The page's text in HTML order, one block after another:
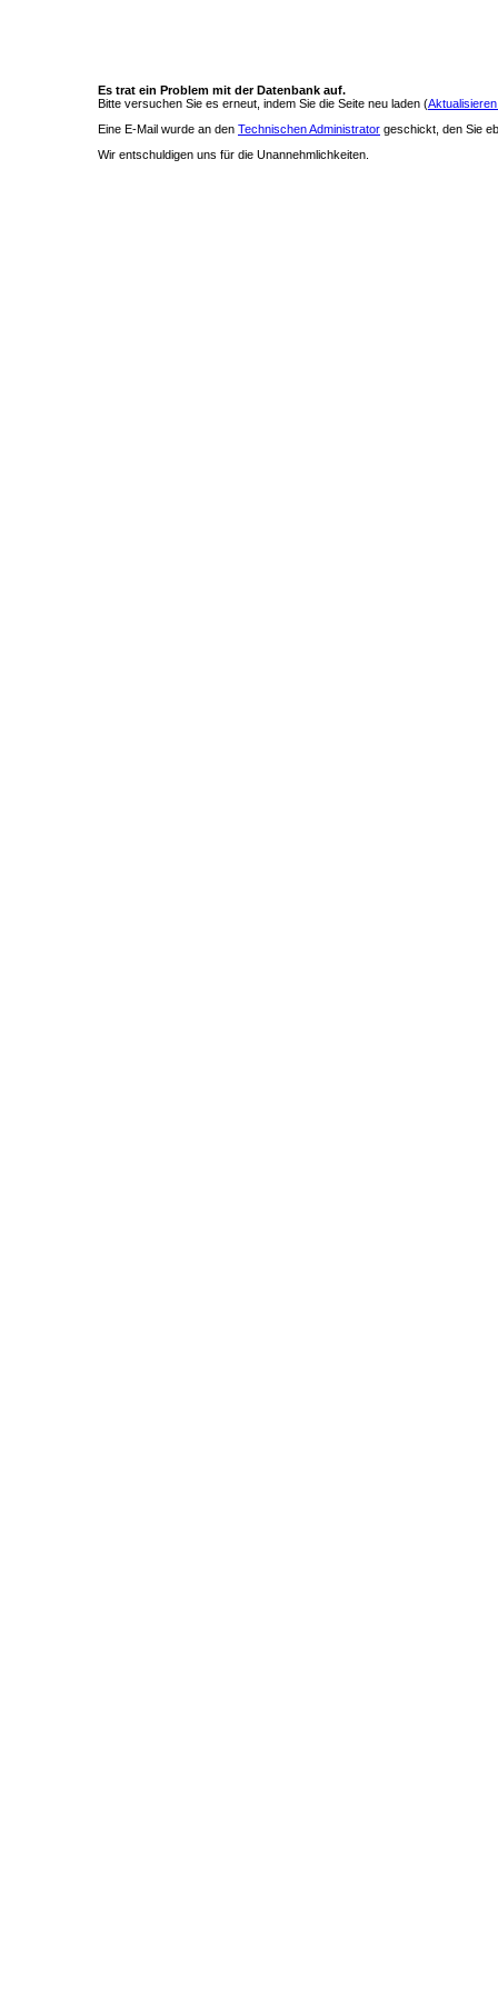
Es trat ein Problem mit der Datenbank auf.
Bitte versuchen Sie es erneut, indem Sie die Seite neu laden (
Eine E-Mail wurde an den Technischen Administrator geschickt, den Sie
Wir entschuldigen uns für die Unannehmlichkeiten.